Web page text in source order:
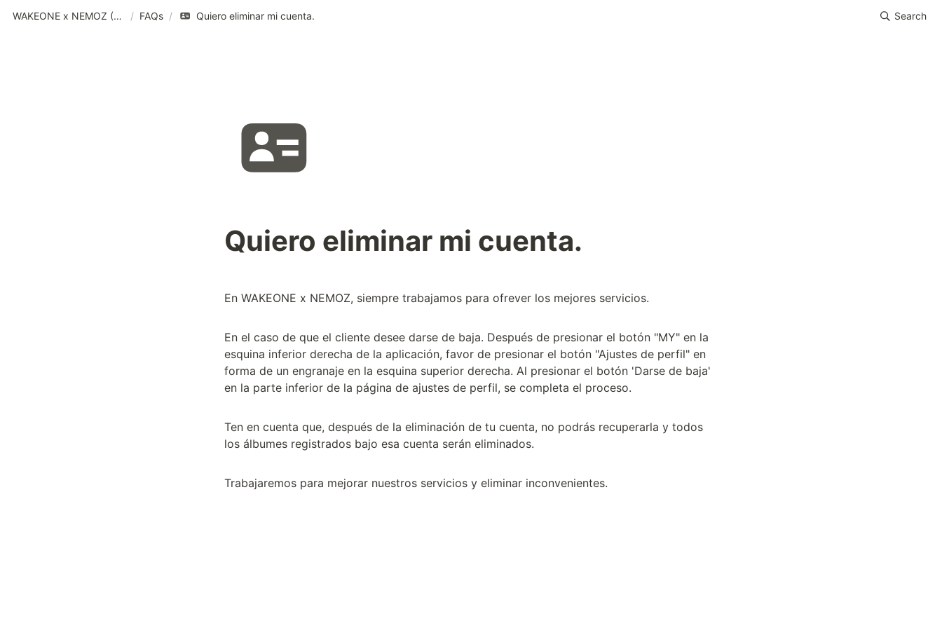
WAKEONE x NEMOZ (SPA) / FAQs / Quiero eliminar mi cuenta. Search
Quiero eliminar mi cuenta.
En WAKEONE x NEMOZ, siempre trabajamos para ofrever los mejores servicios.
En el caso de que el cliente desee darse de baja. Después de presionar el botón "MY" en la
esquina inferior derecha de la aplicación, favor de presionar el botón "Ajustes de perfil" en
forma de un engranaje en la esquina superior derecha. Al presionar el botón 'Darse de baja'
en la parte inferior de la página de ajustes de perfil, se completa el proceso.
Ten en cuenta que, después de la eliminación de tu cuenta, no podrás recuperarla y todos
los álbumes registrados bajo esa cuenta serán eliminados.
Trabajaremos para mejorar nuestros servicios y eliminar inconvenientes.